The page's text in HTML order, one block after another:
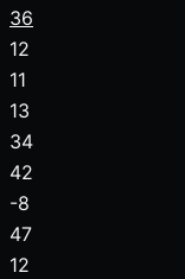
36
12
11
13
34
42
-8
47
12